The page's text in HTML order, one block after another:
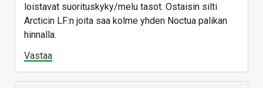
loistavat suorituskyky/melu tasot. Ostaisin silti
Arcticin LF:n joita saa kolme yhden Noctua palikan
hinnalla.
Vastaa